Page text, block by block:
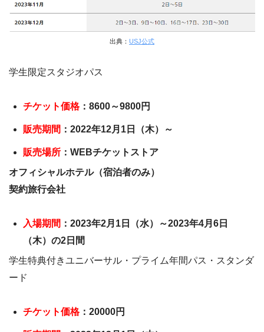
出典： USJ公式
学生限定スタジオパス
チケット価格：8600～9800円
販売期間 ：2022年12月1日（木）～
販売場所 ：WEBチケットストア
オフィシャルホテル（宿泊者のみ）
契約旅行会社
入場期間 ：2023年2月1日（水）～2023年4月6日
（木）の2日間
学生特典付きユニバーサル・プライム年間パス・スタンダ
ード
チケット価格：20000円